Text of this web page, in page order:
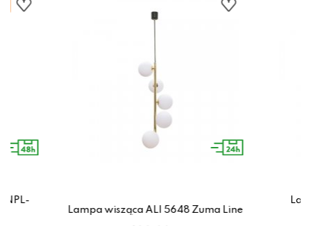
Lampa wisząca ALI 5648 Zuma Line